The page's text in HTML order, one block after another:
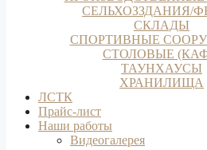
СЕЛЬХОЗЗДАНИЯ/
СКЛАДЫ
СПОРТИВНЫЕ
СТОЛОВЫЕ
ТАУНХАУСЫ
ХРАНИЛИЩА
ЛСТК
Прайс-лист
Наши работы
Видеогалерея